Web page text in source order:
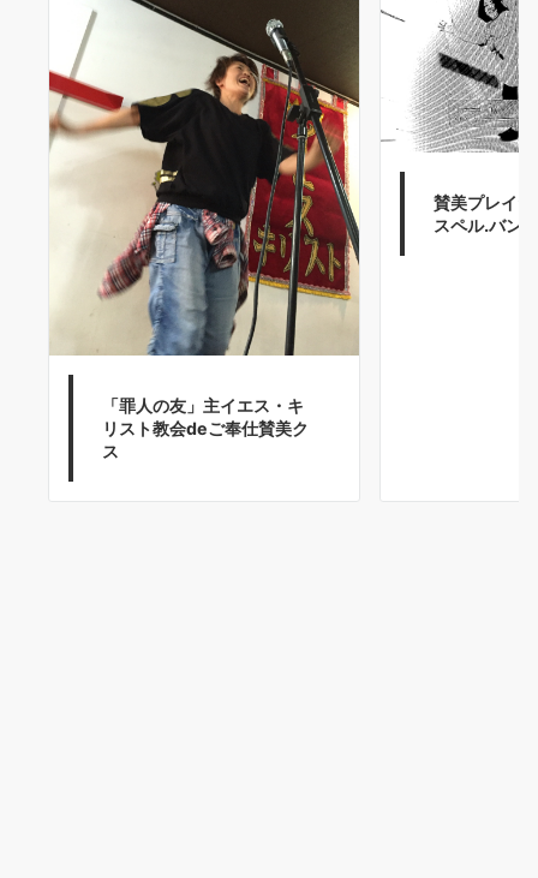
「罪人の友」主イエス・キ
リスト教会deご奉仕賛美ク
ス
賛美プレイ
スペル.バン